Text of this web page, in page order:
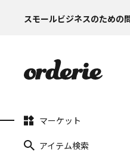
スモールビジネスのための
マーケット
アイテム検索